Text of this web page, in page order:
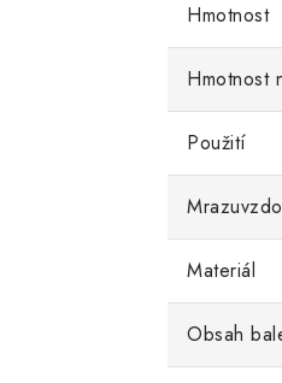
Hmotnost
Hmotnost
Použití
Materiál
Obsah